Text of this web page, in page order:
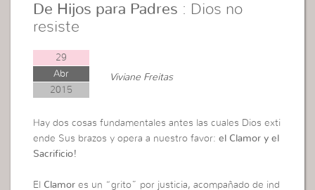
De Hijos para Padres : Dios no
resiste
29
Abr
2015
Viviane Freitas
Hay dos cosas fundamentales antes las cuales Dios exti
ende Sus brazos y opera a nuestro favor:el Clamor y el
Sacrificio!
El Clamor es un “grito” por justicia, acompañado de ind